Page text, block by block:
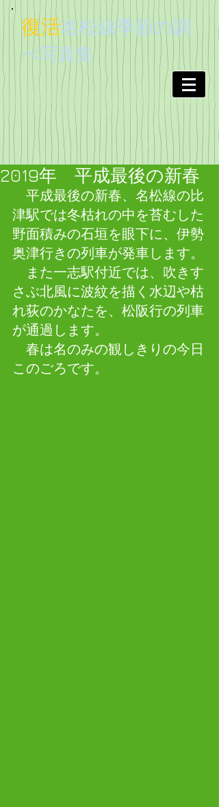
復活名松線季節の調
べ写真集
2019年 平成最後の新春
平成最後の新春、名松線の比
津駅では冬枯れの中を苔むした
野面積みの石垣を眼下に、伊勢
奥津行きの列車が発車します。
また一志駅付近では、吹きす
さぶ北風に波紋を描く水辺や枯
れ荻のかなたを、松阪行の列車
が通過します。
春は名のみの観しきりの今日
このごろです。